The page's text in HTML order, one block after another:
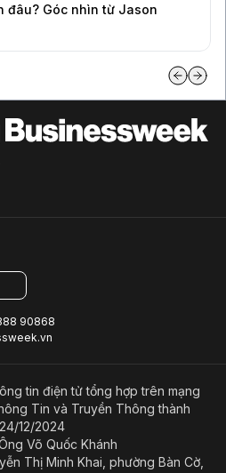
đâu? Góc nhìn từ Jason
90868
tin điện tử tổng hợp trên mạng
Tin và Truyền Thông thành
12/2024
Võ Quốc Khánh
Thị Minh Khai, phường Bàn Cờ,